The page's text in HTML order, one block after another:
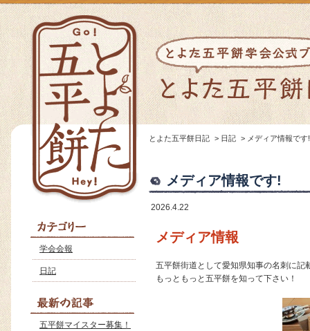
学会会報
日記
五平餅マイスター募集！
とよた五平餅日記 > 日記 > メディア情報です!
メディア情報です!
2026.4.22
メディア情報
五平餅街道として愛知県知事の名刺に
もっともっと五平餅を知って下さい！